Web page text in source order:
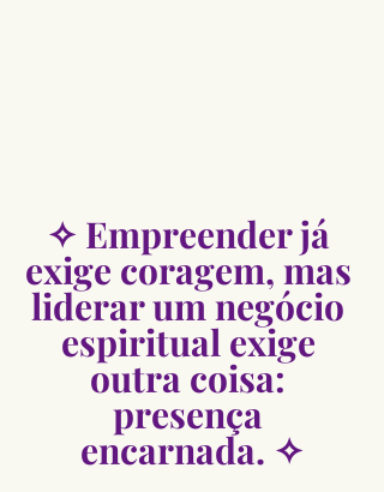
✧ Empreender já
exige coragem, mas
liderar um negócio
espiritual exige
outra coisa:
presença
encarnada. ✧